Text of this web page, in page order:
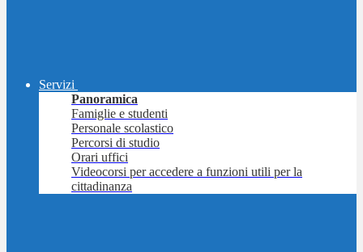
Servizi
Panoramica
Famiglie e studenti
Personale scolastico
Percorsi di studio
Orari uffici
Videocorsi per accedere a funzioni utili per la
cittadinanza